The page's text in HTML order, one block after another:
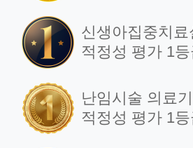
국제진료센터
양한방 암 통합진료
진료협력센터
신생아집중치료
적정성 평가 1등
난임시술 의료
적정성 평가 1등